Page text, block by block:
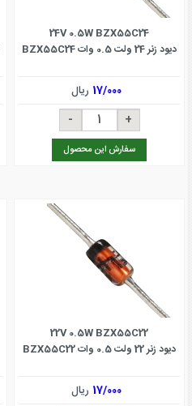
24V 0.5W BZX55C24
دیود زنر 24 ولت 0.5 وات BZX55C24
17/000 ریال
سفارش این محصول
22V 0.5W BZX55C22
دیود زنر 22 ولت 0.5 وات BZX55C22
17/000 ریال